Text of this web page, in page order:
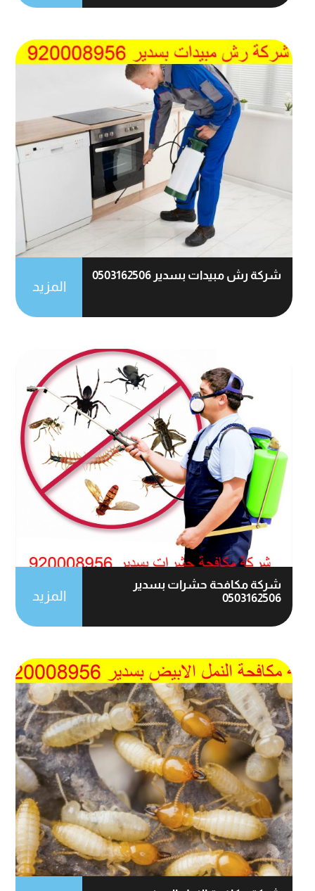
شركة رش مبيدات بسدير 0503162506
المزيد
شركة مكافحة حشرات بسدير
0503162506
المزيد